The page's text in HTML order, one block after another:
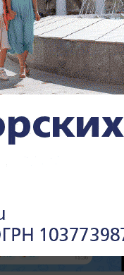
мужчины
это удалось —
—в разделе